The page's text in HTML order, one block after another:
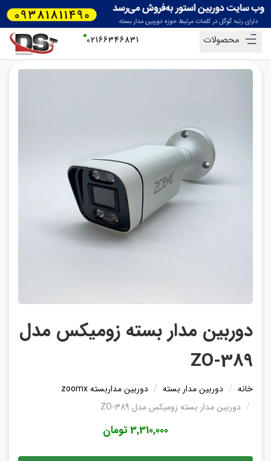
محصولات 02166346831
دوربین مدار بسته زومیکس مدل
ZO-389
خانه دوربین مدار بسته
دوربین مداربسته zoomx
دوربین مدار بسته زومیکس مدل ZO-389
3,310,000 تومان